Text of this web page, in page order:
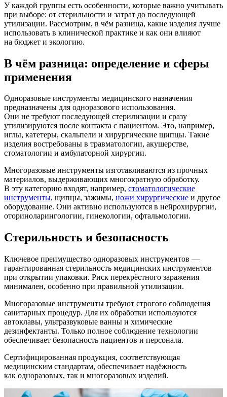
У каждой группы есть особенности, которые важно учитывать
при выборе: от стерильности и затрат до последующей
утилизации. Рассмотрим, в чём разница, какие изделия лучше
использовать в клинической практике и как они влияют
на бюджет и экологию.
В чём разница: определение и сферы
применения
Одноразовые инструменты медицинского назначения
предназначены для одноразового использования.
Они не требуют последующей стерилизации и сразу
утилизируются после контакта с пациентом. Это, например,
иглы, катетеры, скальпели и хирургические щипцы. Такие
изделия востребованы в травматологии, акушерстве,
стоматологии и амбулаторной хирургии.
Многоразовые инструменты изготавливаются из прочных
материалов, выдерживающих многократную обработку.
В эту категорию входят, например, стоматологические
инструменты, щипцы, зажимы, ножи хирургические и другое
оборудование. Они активно используются в нейрохирургии,
оториноларингологии, гинекологии, офтальмологии.
Стерильность и безопасность
Ключевое преимущество одноразовых инструментов —
гарантированная стерильность медицинских инструментов
при открытии упаковки. Риск перекрёстного заражения
минимален, особенно при правильной утилизации.
Многоразовые инструменты требуют строгого соблюдения
санитарных процедур. Для их обработки используются
автоклавы, ультразвуковые ванны и химические
дезинфектанты. Только полное соблюдение технологии
обеспечивает безопасность пациентов и персонала.
Сертифицированная продукция, соответствующая
медицинским стандартам, обеспечивает надёжность
как одноразовых, так и многоразовых изделий.